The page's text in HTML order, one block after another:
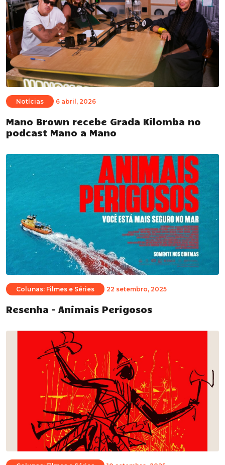
Notícias 6 abril, 2026
Mano Brown recebe Grada Kilomba no
podcast Mano a Mano
Colunas: Filmes e Séries 22 setembro, 2025
Resenha – Animais Perigosos